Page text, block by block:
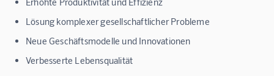
Lösung komplexer gesellschaftlicher Probleme
Neue Geschäftsmodelle und Innovationen
Verbesserte Lebensqualität